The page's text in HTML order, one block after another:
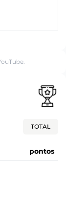
TOTAL
pontos